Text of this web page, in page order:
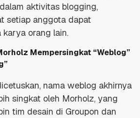
aktivitas blogging,
setiap anggota dapat
orang lain.
Mempersingkat “Weblog”
nama weblog akhirnya
singkat oleh Morholz, yang
tim desain di Groupon dan